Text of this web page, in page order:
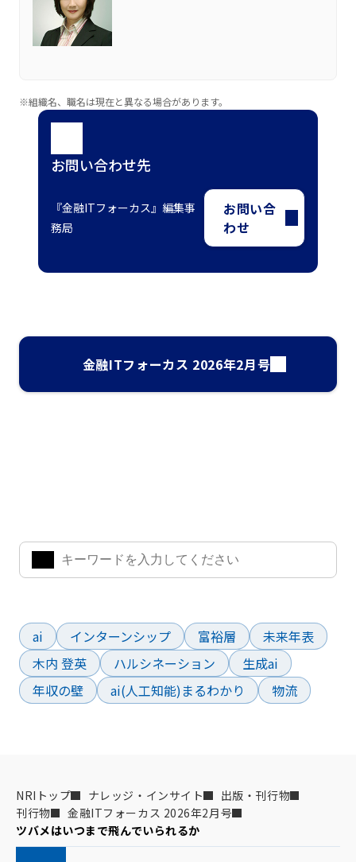
※組織名、職名は現在と異なる場合があります。
お問い合わせ先
『金融ITフォーカス』編集事
務局
お問い合
わせ
金融ITフォーカス 2026年2月号
ai
インターンシップ 富裕層
未来年表
木内 登英
ハルシネーション
生成ai
年収の壁
ai(人工知能)まるわかり 物流
NRIトップ ナレッジ・インサイト
出版・刊行物
刊行物
金融ITフォーカス 2026年2月号
ツバメはいつまで飛んでいられるか